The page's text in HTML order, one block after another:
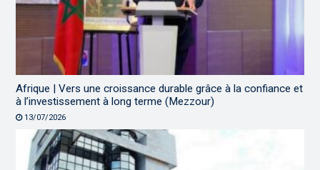
Afrique | Vers une croissance durable grâce à la confiance et
à l’investissement à long terme (Mezzour)
13/07/2026